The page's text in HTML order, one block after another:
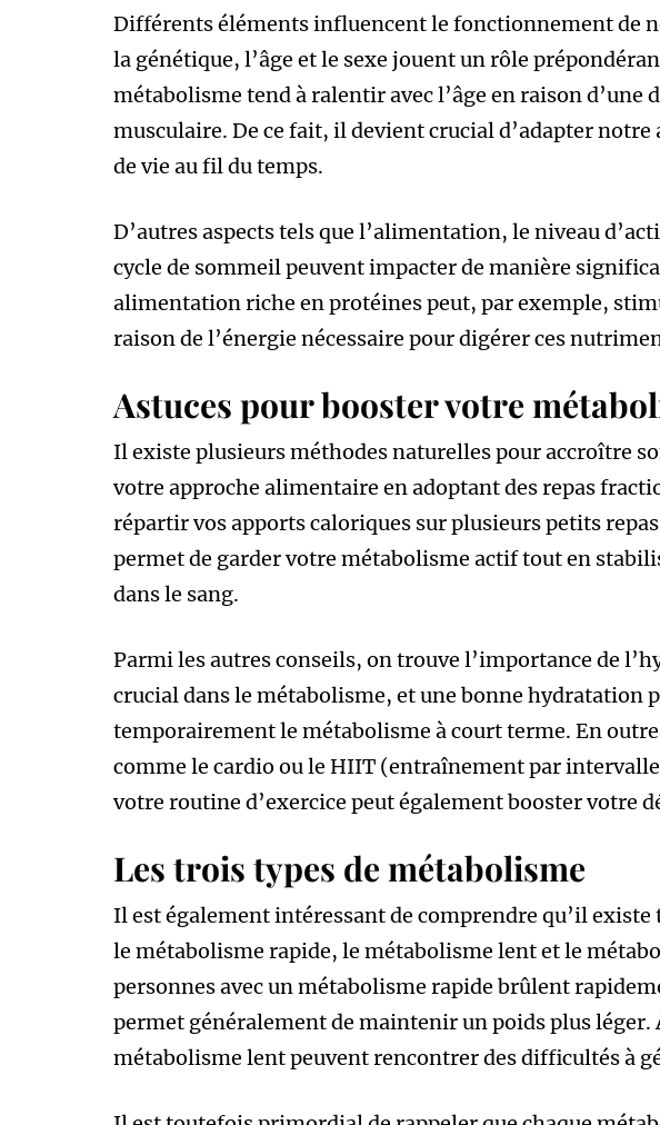
Différents éléments influencent le fonctionnement de
la génétique, l’âge et le sexe jouent un rôle
métabolisme tend à ralentir avec l’âge en raison d’une
musculaire. De ce fait, il devient crucial d’adapter
de vie au fil du temps.
D’autres aspects tels que l’alimentation, le niveau
cycle de sommeil peuvent impacter de manière
alimentation riche en protéines peut, par exemple,
raison de l’énergie nécessaire pour digérer ces
Astuces pour booster votre
Il existe plusieurs méthodes naturelles pour accroître
votre approche alimentaire en adoptant des repas
répartir vos apports caloriques sur plusieurs petits
permet de garder votre métabolisme actif tout en
dans le sang.
Parmi les autres conseils, on trouve l’importance de
crucial dans le métabolisme, et une bonne hydratation
temporairement le métabolisme à court terme. En
comme le cardio ou le HIIT (entraînement par
votre routine d’exercice peut également booster votre
Les trois types de métabolisme
Il est également intéressant de comprendre qu’il
le métabolisme rapide, le métabolisme lent et le
personnes avec un métabolisme rapide brûlent
permet généralement de maintenir un poids plus léger.
métabolisme lent peuvent rencontrer des difficultés à